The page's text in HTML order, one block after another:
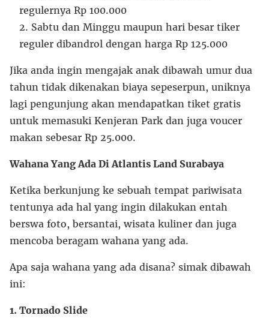
regulernya Rp 100.000
Sabtu dan Minggu maupun hari besar tiker
reguler dibandrol dengan harga Rp 125.000
Jika anda ingin mengajak anak dibawah umur dua
tahun tidak dikenakan biaya sepeserpun, uniknya
lagi pengunjung akan mendapatkan tiket gratis
untuk memasuki Kenjeran Park dan juga voucer
makan sebesar Rp 25.000.
Wahana Yang Ada Di Atlantis Land Surabaya
Ketika berkunjung ke sebuah tempat pariwisata
tentunya ada hal yang ingin dilakukan entah
berswa foto, bersantai, wisata kuliner dan juga
mencoba beragam wahana yang ada.
Apa saja wahana yang ada disana? simak dibawah
ini:
1. Tornado Slide